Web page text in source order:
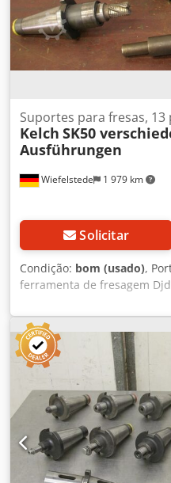
Wiefelstede 1 979 km
Suportes para fresas, 13
Kelch SK50
Ausführungen
Solicitar
Condição: bom (usado),
ferramenta de fresagem
Quantidade: 13x porta
mandril, porta-pinça de
cabeçote de corte, fresa
fuso -venda apenas no